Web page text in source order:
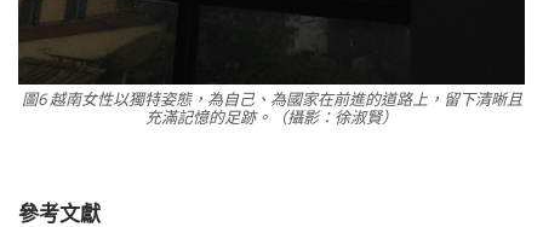
圖6 越南女性以獨特姿態，為自己、為國家在前進的道路上，留下清晰且
充滿記憶的足跡。（攝影：徐淑賢）
參考文獻